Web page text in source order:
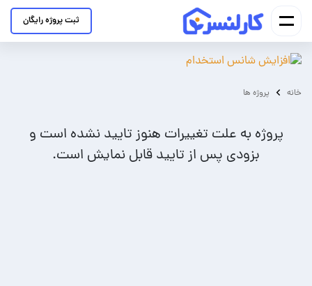
ثبت پروژه رایگان
خانه پروژه ها
پروژه به علت تغییرات هنوز تایید نشده است و
بزودی پس از تایید قابل نمایش است.